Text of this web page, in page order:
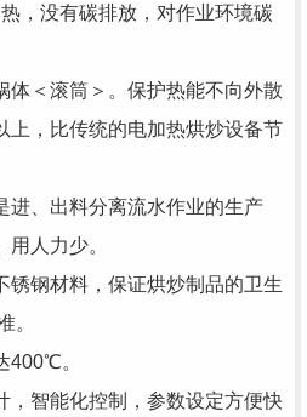
，没有碳排放，对作业环境碳
体＜滚筒＞。保护热能不向外散
上，比传统的电加热烘炒设备节
进、出料分离流水作业的生产
人力少。
锈钢材料，保证烘炒制品的卫生
。
400℃。
，智能化控制，参数设定方便快